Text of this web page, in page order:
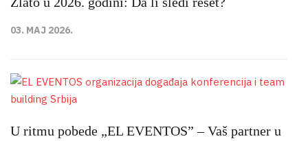
03. MAJ 2026.
U ritmu pobede „EL EVENTOS” – Vaš partner u